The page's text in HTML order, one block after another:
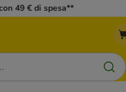
49 € di spesa**